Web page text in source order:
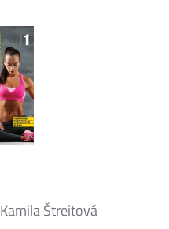
Kamila Štreitová